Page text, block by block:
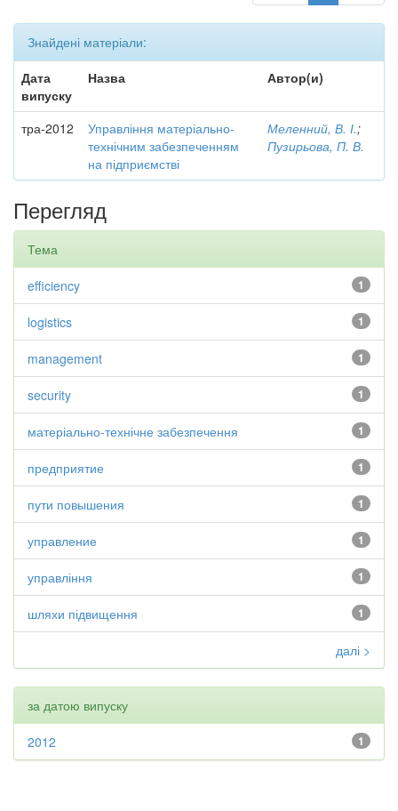
Знайдені матеріали:
Дата
випуску
Назва Автор(и)
тра-2012
Управління матеріально-
технічним забезпеченням
на підприємстві
Меленний, В. І.;
Пузирьова, П. В.
Перегляд
Тема
1
efficiency
1
logistics
1
management
1
security
1
матеріально-технічне забезпечення
1
предприятие
1
пути повышения
1
управление
1
управління
1
шляхи підвищення
далі >
за датою випуску
1
2012